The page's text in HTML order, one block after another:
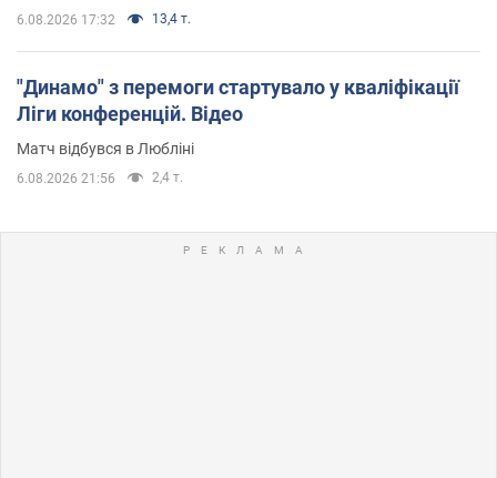
6.08.2026 17:32 13,4 т.
"Динамо" з перемоги стартувало у кваліфікації
Ліги конференцій. Відео
Матч відбувся в Любліні
6.08.2026 21:56 2,4 т.